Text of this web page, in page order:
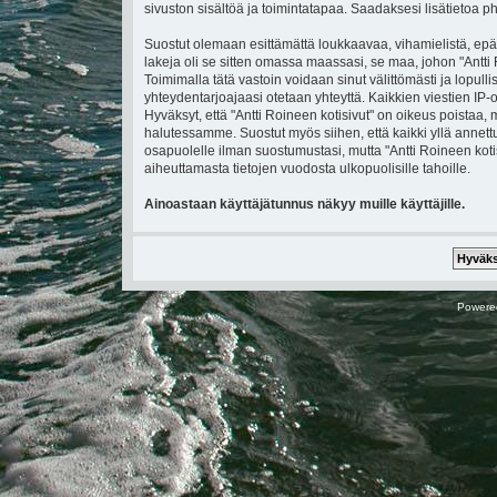
sivuston sisältöä ja toimintatapaa. Saadaksesi lisätietoa
Suostut olemaan esittämättä loukkaavaa, vihamielistä,
lakeja oli se sitten omassa maassasi, se maa, johon
Toimimalla tätä vastoin voidaan sinut välittömästi ja
yhteydentarjoajaasi otetaan yhteyttä. Kaikkien viestien
Hyväksyt, että "Antti Roineen kotisivut" on oikeus
halutessamme. Suostut myös siihen, että kaikki yllä
osapuolelle ilman suostumustasi, mutta "Antti Roineen
aiheuttamasta tietojen vuodosta ulkopuolisille tahoille.
Ainoastaan käyttäjätunnus näkyy muille käyttäjille.